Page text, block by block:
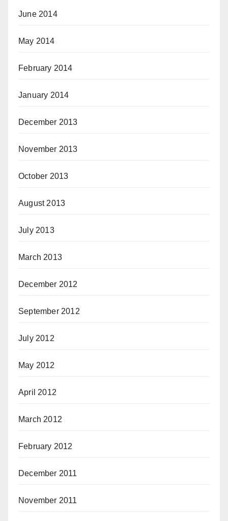
June 2014
May 2014
February 2014
January 2014
December 2013
November 2013
October 2013
August 2013
July 2013
March 2013
December 2012
September 2012
July 2012
May 2012
April 2012
March 2012
February 2012
December 2011
November 2011